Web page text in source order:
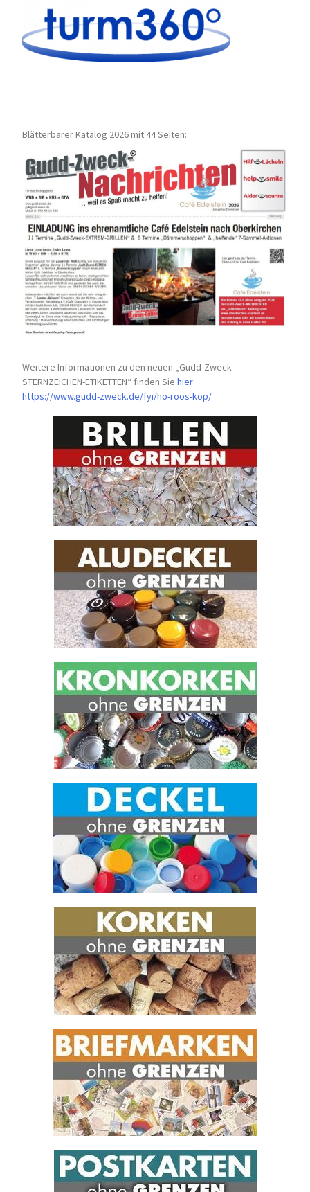
Blätterbarer Katalog 2026 mit 44 Seiten:
Weitere Informationen zu den neuen „Gudd-Zweck-
STERNZEICHEN-ETIKETTEN“ finden Siehier:
https://www.gudd-zweck.de/fyi/ho-roos-kop/